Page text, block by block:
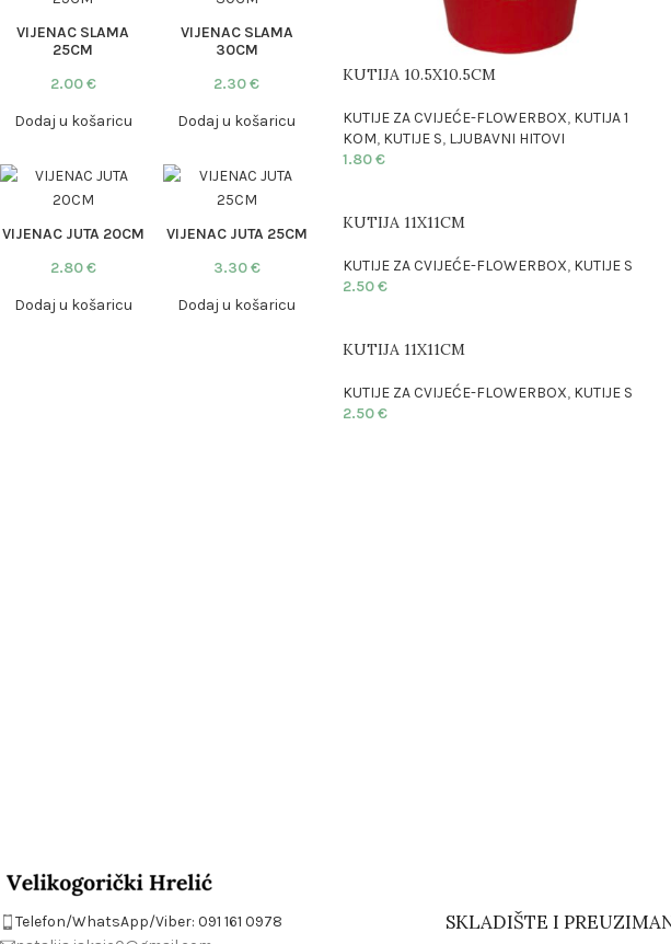
VIJENAC SLAMA
25CM
2.00€
Dodaj u košaricu
VIJENAC SLAMA
30CM
2.30€
Dodaj u košaricu
VIJENAC JUTA 20CM
2.80€
Dodaj u košaricu
VIJENAC JUTA 25CM
3.30€
Dodaj u košaricu
KUTIJA 10.5X10.5CM
KUTIJE ZA CVIJEĆE-FLOWERBOX, KUTIJA 1
KOM, KUTIJE S, LJUBAVNI HITOVI
1.80€
KUTIJA 11X11CM
KUTIJE ZA CVIJEĆE-FLOWERBOX, KUTIJE S
2.50€
KUTIJA 11X11CM
KUTIJE ZA CVIJEĆE-FLOWERBOX, KUTIJE S
2.50€
Telefon/WhatsApp/Viber: 091 161 0978
SKLADIŠTE I